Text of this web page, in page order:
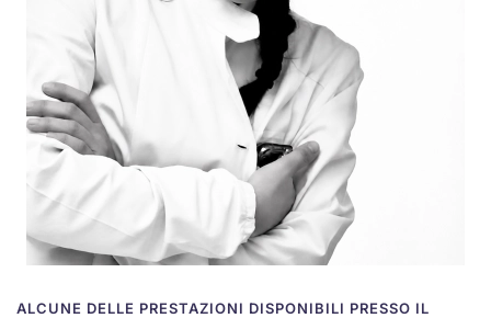
ALCUNE DELLE PRESTAZIONI DISPONIBILI PRESSO IL